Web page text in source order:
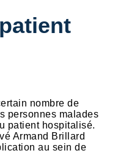
nombre de
personnes malades
patient hospitalisé.
Armand Brillard
au sein de